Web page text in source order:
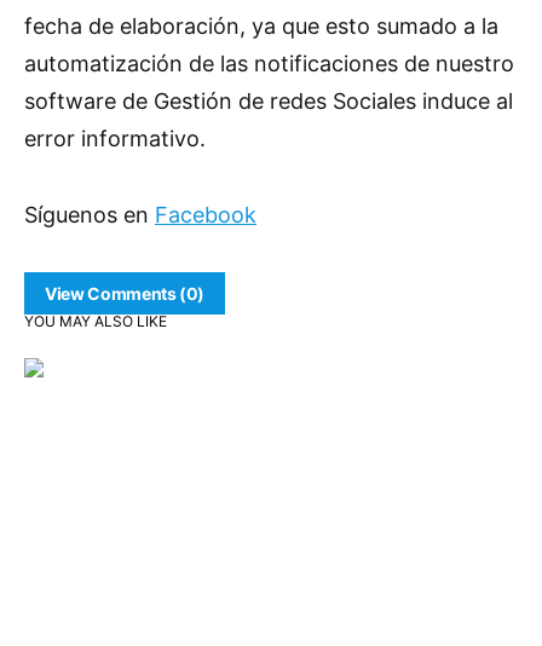
fecha de elaboración, ya que esto sumado a la
automatización de las notificaciones de nuestro
software de Gestión de redes Sociales induce al
error informativo.
Síguenos en Facebook
View Comments (0)
YOU MAY ALSO LIKE